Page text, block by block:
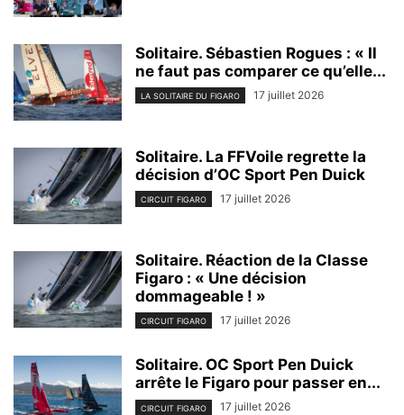
Solitaire. Sébastien Rogues : « Il
ne faut pas comparer ce qu’elle...
LA SOLITAIRE DU FIGARO 17 juillet 2026
Solitaire. La FFVoile regrette la
décision d’OC Sport Pen Duick
CIRCUIT FIGARO 17 juillet 2026
Solitaire. Réaction de la Classe
Figaro : « Une décision
dommageable ! »
CIRCUIT FIGARO 17 juillet 2026
Solitaire. OC Sport Pen Duick
arrête le Figaro pour passer en...
CIRCUIT FIGARO 17 juillet 2026